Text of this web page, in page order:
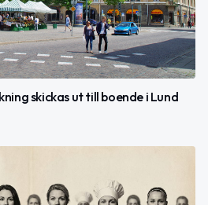
skickas ut till boende i Lund